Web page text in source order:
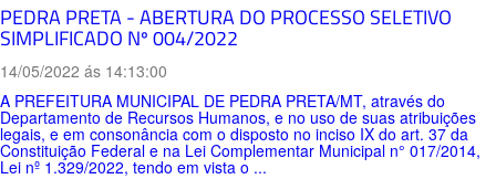
PEDRA PRETA - ABERTURA DO PROCESSO SELETIVO
SIMPLIFICADO Nº 004/2022
14/05/2022 ás 14:13:00
A PREFEITURA MUNICIPAL DE PEDRA PRETA/MT, através do
Departamento de Recursos Humanos, e no uso de suas atribuições
legais, e em consonância com o disposto no inciso IX do art. 37 da
Constituição Federal e na Lei Complementar Municipal n° 017/2014,
Lei nº 1.329/2022, tendo em vista o ...